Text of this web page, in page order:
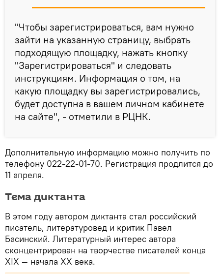
"Чтобы зарегистрироваться, вам нужно
зайти на указанную страницу, выбрать
подходящую площадку, нажать кнопку
"Зарегистрироваться" и следовать
инструкциям. Информация о том, на
какую площадку вы зарегистрировались,
будет доступна в вашем личном кабинете
на сайте", - отметили в РЦНК.
Дополнительную информацию можно получить по
телефону 022-22-01-70. Регистрация продлится до
11 апреля.
Тема диктанта
В этом году автором диктанта стал российский
писатель, литературовед и критик Павел
Басинский. Литературный интерес автора
сконцентрирован на творчестве писателей конца
XIX — начала XX века.